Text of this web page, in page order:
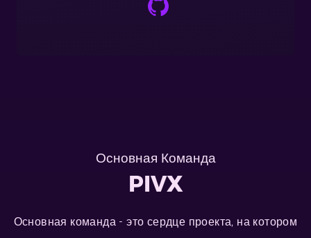
Основная Команда
PIVX
Основная команда - это сердце проекта, на котором